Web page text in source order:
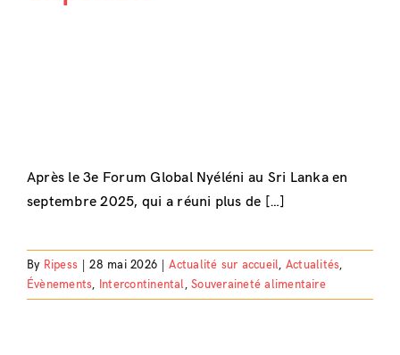
Après le 3e Forum Global Nyéléni au Sri Lanka en
septembre 2025, qui a réuni plus de […]
By Ripess 28 mai 2026 Actualité sur accueil, Actualités,
Évènements, Intercontinental,Souveraineté alimentaire